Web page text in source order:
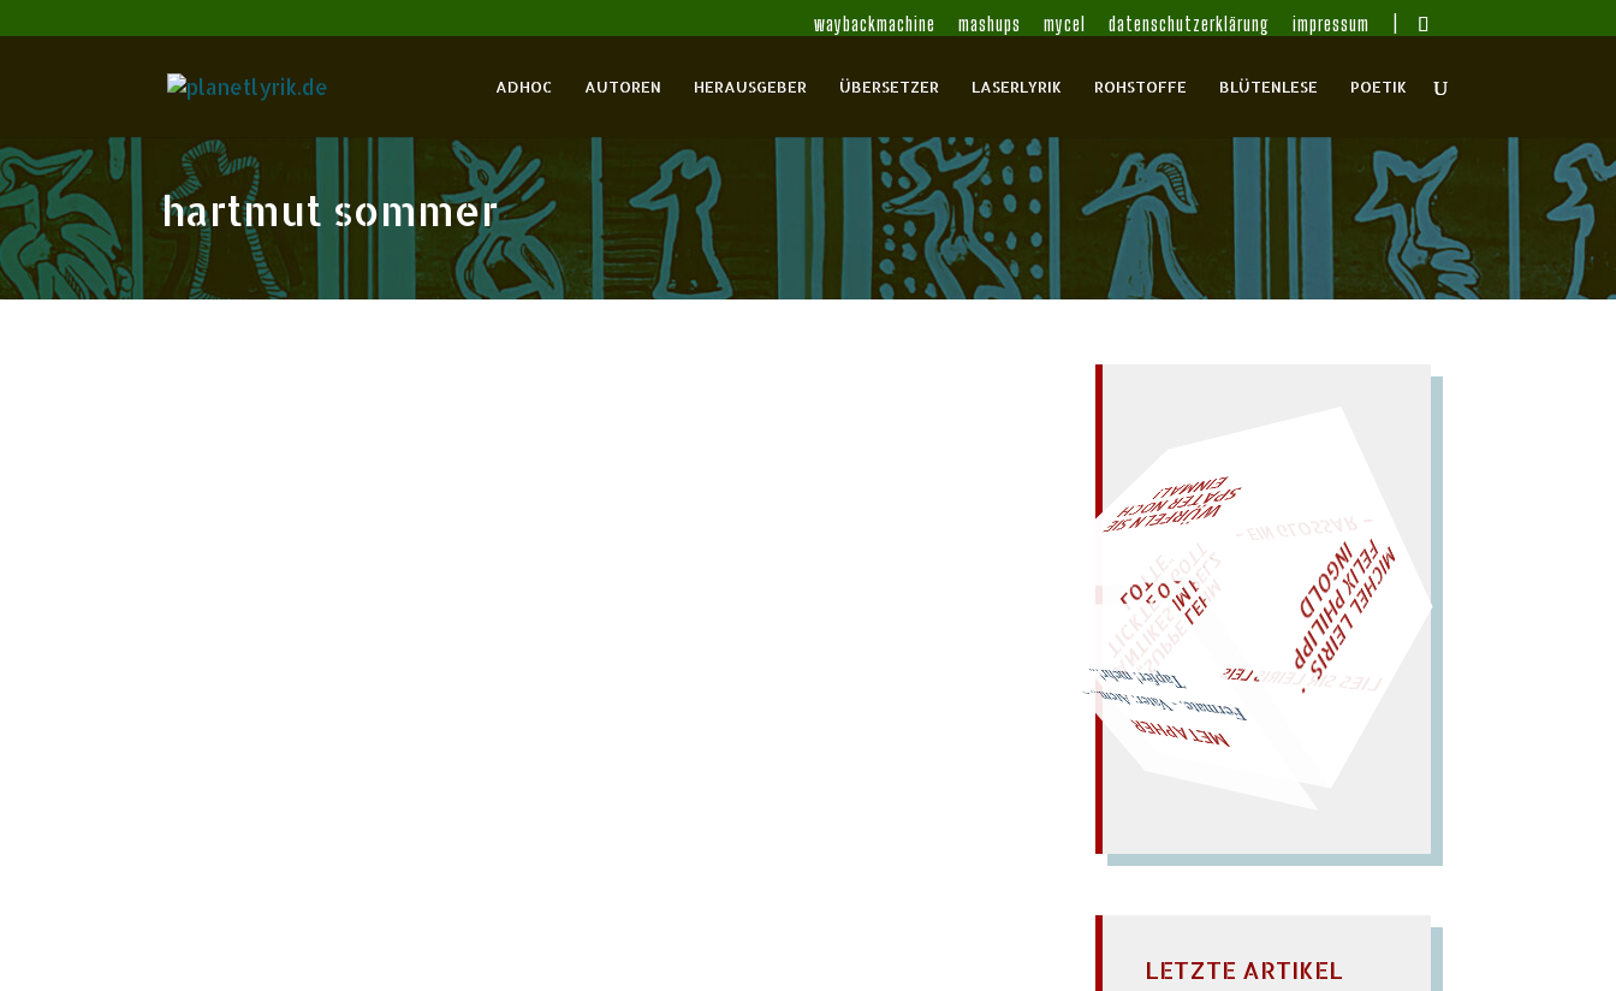
waybackmachine mashups mycel datenschutzerklärung impressum
ADHOC AUTOREN HERAUSGEBER ÜBERSETZER LASERLYRIK ROHSTOFFE BLÜTENLESE POETIK
hartmut sommer
„
S
U
P
P
E
L
E
H
M
A
N
T
I
K
E
S
I
M
P
E
L
Z
T
I
C
K
T
E
O
G
O
T
T
L
O
T
T
E
"
METAPHER
Fer
mate. - Vater: Atem... –
Tapfer! mehr!.. M
I
C
H
E
L
L
E
I
R
I
S
・
F
E
L
I
X
P
H
I
L
I
P
P
I
N
G
O
L
D
– EIN GLOSSAR –
LIES SIR LEIRIS LEIS
AL!
LETZTE ARTIKEL